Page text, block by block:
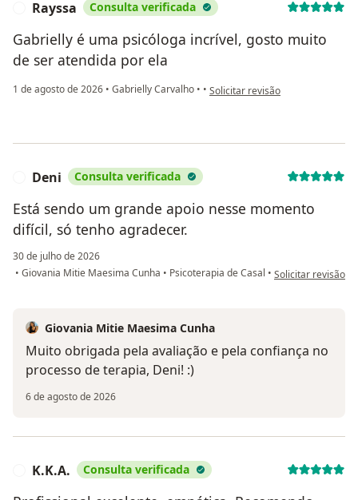
Rayssa Consulta verificada
Gabrielly é uma psicóloga incrível, gosto muito
de ser atendida por ela
1 de agosto de 2026 • Gabrielly Carvalho • • na opinião do utilizador Rayssa
Solicitar revisão
Deni Consulta verificada
Está sendo um grande apoio nesse momento
difícil, só tenho agradecer.
30 de julho de 2026
• Giovania Mitie Maesima Cunha • Psicoterapia de Casal • na opinião do
Solicitar revisão
Giovania Mitie Maesima Cunha
Muito obrigada pela avaliação e pela confiança no
processo de terapia, Deni! :)
6 de agosto de 2026
K.K.A. Consulta verificada